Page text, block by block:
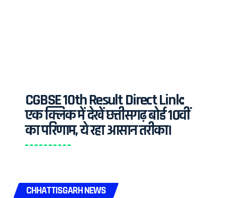
CGBSE 10th Result Direct Link:
एक क्लिक में देखें छत्तीसगढ़ बोर्ड 10वीं
का परिणाम, ये रहा आसान तरीका।
CHHATTISGARH NEWS